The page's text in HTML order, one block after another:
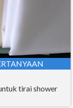
tirai shower